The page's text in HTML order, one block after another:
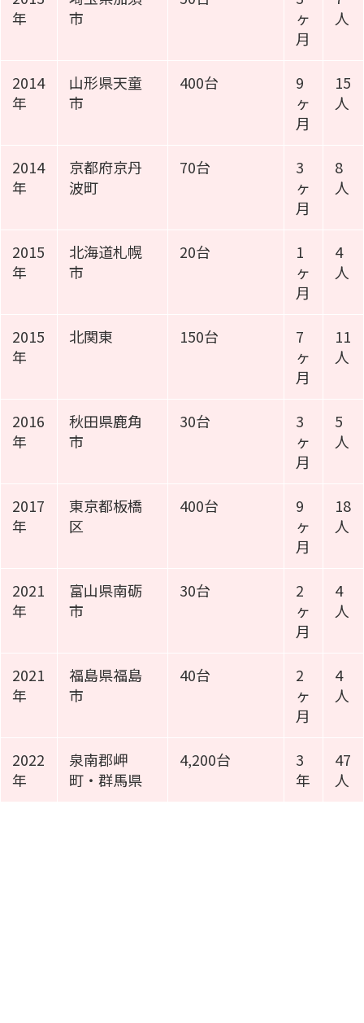
年
市
ヶ
月
人
2014
年
山形県天童
市
400台
9
ヶ
月
15
人
2014
年
京都府京丹
波町
70台
3
ヶ
月
8
人
2015
年
北海道札幌
市
20台
1
ヶ
月
4
人
2015
年
北関東 150台
7
ヶ
月
11
人
2016
年
秋田県鹿角
市
30台
3
ヶ
月
5
人
2017
年
東京都板橋
区
400台
9
ヶ
月
18
人
2021
年
富山県南砺
市
30台
2
ヶ
月
4
人
2021
年
福島県福島
市
40台
2
ヶ
月
4
人
2022
年
泉南郡岬
町・群馬県
4,200台
3
年
47
人